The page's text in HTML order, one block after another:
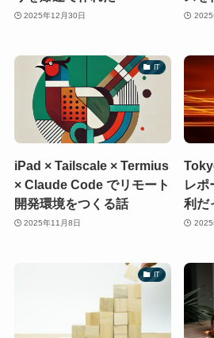
2025年12月30日 2025
IT
iPad × Tailscale × Termius
× Claude Code でリモート
開発環境をつくる話
2025年11月8日
レポ
利だ
2025
IT